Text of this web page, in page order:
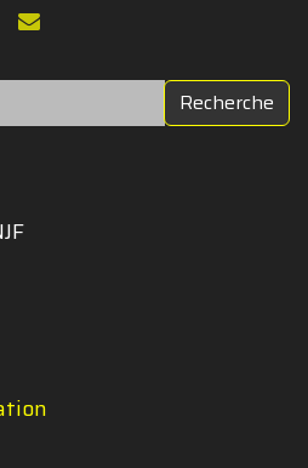
Recherche